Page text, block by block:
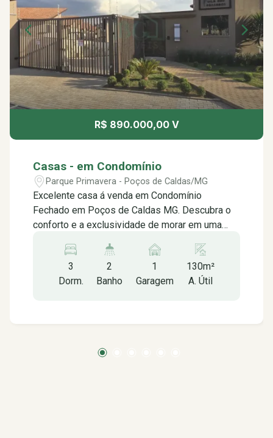
R$ 890.000,00 V
Casas - em Condomínio
Parque Primavera - Poços de Caldas/MG
Excelente casa á venda em Condomínio
Fechado em Poços de Caldas MG. Descubra o
conforto e a exclusividade de morar em uma
fechado que oferece uma infraestrutura
completa para toda a família. No piso térreo,
você encontra uma sala ampla para 02
e convidativo para receber amigos e familiares,
quintal com piso completa o primeiro pavimento.
3
Dorm.
2
Banho
1
Garagem
130m²
A. Útil